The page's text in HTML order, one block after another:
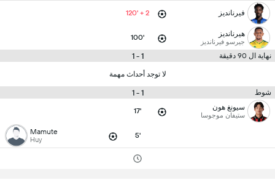
فيرنانديز 120' + 2
هيرنانديز
جيرسو فيرنانديز 100'
نهاية ال 90 دقيقة 1 - 1
لا توجد أحداث مهمة
شوط 1 - 1
سيونغ هون
ستيفان موجوسا 17'
5'
Mamute
Huy